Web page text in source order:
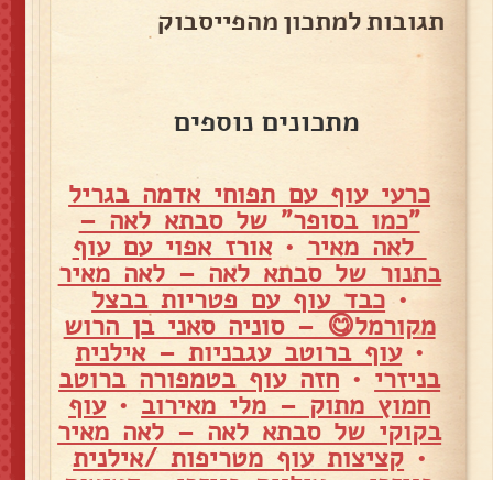
תגובות למתכון מהפייסבוק
מתכונים נוספים
כרעי עוף עם תפוחי אדמה בגריל
"כמו בסופר" של סבתא לאה –
לאה מאיר •אורז אפוי עם עוף
בתנור של סבתא לאה – לאה מאיר
• כבד עוף עם פטריות בבצל
מקורמל😋 – סוניה סאני בן הרוש
•עוף ברוטב עגבניות – אילנית
בניזרי • חזה עוף בטמפורה ברוטב
חמוץ מתוק – מלי מאירוב •עוף
בקוקי של סבתא לאה – לאה מאיר
• קציצות עוף מטריפות /אילנית